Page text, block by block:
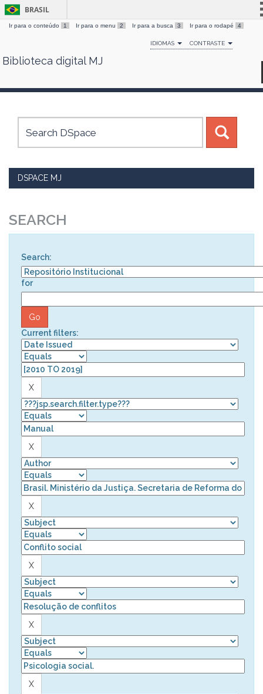
Skip
BRASIL
Simplifique!
Comunica BR
Canais
Ir para o conteúdo 1 Ir para o menu 2 Ir para a busca 3 Ir para o rodapé 4
IDIOMAS CONTRASTE
Biblioteca digital MJ
DSPACE MJ
SEARCH
Search:
for
Current filters: